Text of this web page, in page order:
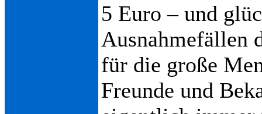
5 Euro – und
Ausnahmefällen
für die große
Freunde und